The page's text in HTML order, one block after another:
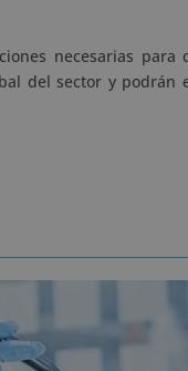
necesarias
del sector y podrán